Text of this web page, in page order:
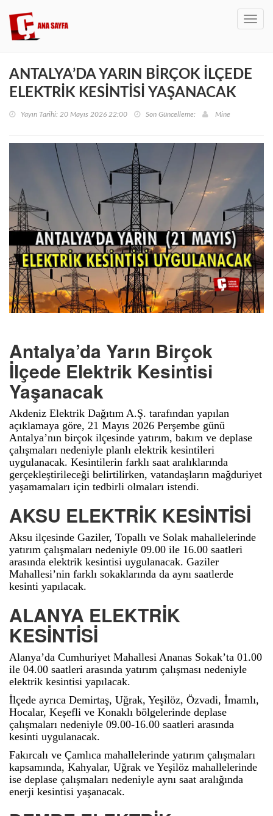
ANTALYA’DA YARIN BİRÇOK İLÇEDE
ELEKTRİK KESİNTİSİ YAŞANACAK
Yayın Tarihi: 20 Mayıs 2026 22:00 Son Güncelleme: Mine
Antalya’da Yarın Birçok
İlçede Elektrik Kesintisi
Yaşanacak
Akdeniz Elektrik Dağıtım A.Ş. tarafından yapılan
açıklamaya göre, 21 Mayıs 2026 Perşembe günü
Antalya’nın birçok ilçesinde yatırım, bakım ve deplase
çalışmaları nedeniyle planlı elektrik kesintileri
uygulanacak. Kesintilerin farklı saat aralıklarında
gerçekleştirileceği belirtilirken, vatandaşların mağduriyet
yaşamamaları için tedbirli olmaları istendi.
AKSU ELEKTRİK KESİNTİSİ
Aksu ilçesinde Gaziler, Topallı ve Solak mahallelerinde
yatırım çalışmaları nedeniyle 09.00 ile 16.00 saatleri
arasında elektrik kesintisi uygulanacak. Gaziler
Mahallesi’nin farklı sokaklarında da aynı saatlerde
kesinti yapılacak.
ALANYA ELEKTRİK
KESİNTİSİ
Alanya’da Cumhuriyet Mahallesi Ananas Sokak’ta 01.00
ile 04.00 saatleri arasında yatırım çalışması nedeniyle
elektrik kesintisi yapılacak.
İlçede ayrıca Demirtaş, Uğrak, Yeşilöz, Özvadi, İmamlı,
Hocalar, Keşefli ve Konaklı bölgelerinde deplase
çalışmaları nedeniyle 09.00-16.00 saatleri arasında
kesinti uygulanacak.
Fakırcalı ve Çamlıca mahallelerinde yatırım çalışmaları
kapsamında, Kahyalar, Uğrak ve Yeşilöz mahallelerinde
ise deplase çalışmaları nedeniyle aynı saat aralığında
enerji kesintisi yaşanacak.